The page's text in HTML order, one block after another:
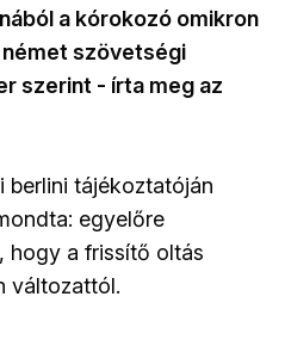
a kórokozó omikron
szövetségi
szerint - írta meg az
berlini tájékoztatóján
egyelőre
hogy a frissítő oltás
változattól.